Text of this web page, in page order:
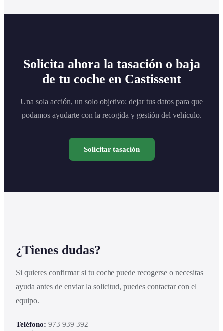
Solicita ahora la tasación o baja
de tu coche en Castissent
Una sola acción, un solo objetivo: dejar tus datos para que
podamos ayudarte con la recogida y gestión del vehículo.
Solicitar tasación
¿Tienes dudas?
Si quieres confirmar si tu coche puede recogerse o necesitas
ayuda antes de enviar la solicitud, puedes contactar con el
equipo.
Teléfono: 973 939 392